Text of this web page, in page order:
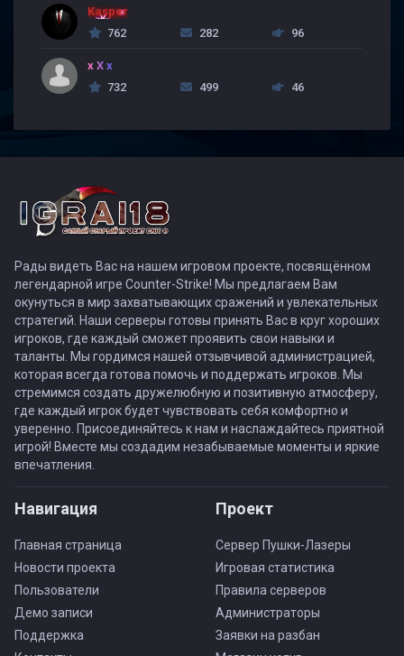
Kasper
762
282 96
x X x
732
499 46
Рады видеть Вас на нашем игровом проекте, посвящённом
легендарной игре Counter-Strike! Мы предлагаем Вам
окунуться в мир захватывающих сражений и увлекательных
стратегий. Наши серверы готовы принять Вас в круг хороших
игроков, где каждый сможет проявить свои навыки и
таланты. Мы гордимся нашей отзывчивой администрацией,
которая всегда готова помочь и поддержать игроков. Мы
стремимся создать дружелюбную и позитивную атмосферу,
где каждый игрок будет чувствовать себя комфортно и
уверенно. Присоединяйтесь к нам и наслаждайтесь приятной
игрой! Вместе мы создадим незабываемые моменты и яркие
впечатления.
Навигация
Главная страница
Новости проекта
Пользователи
Демо записи
Поддержка
Проект
Сервер Пушки-Лазеры
Игровая статистика
Правила серверов
Администраторы
Заявки на разбан